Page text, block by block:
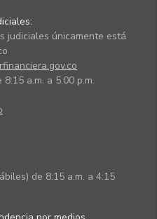
judiciales únicamente está
a.m. a 5:00 p.m.
de 8:15 a.m. a 4:15